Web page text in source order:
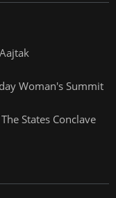
Woman's Summit
States Conclave